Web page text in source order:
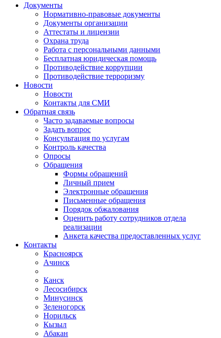
Документы
Нормативно-правовые документы
Документы организации
Аттестаты и лицензии
Охрана труда
Работа с персональными данными
Бесплатная юридическая помощь
Противодействие коррупции
Противодействие терроризму
Новости
Новости
Контакты для СМИ
Обратная связь
Часто задаваемые вопросы
Задать вопрос
Консультация по услугам
Контроль качества
Опросы
Обращения
Формы обращений
Личный прием
Электронные обращения
Письменные обращения
Порядок обжалования
Оценить работу сотрудников отдела
реализации
Анкета качества предоставленных услуг
Контакты
Красноярск
Ачинск
Канск
Лесосибирск
Минусинск
Зеленогорск
Норильск
Кызыл
Абакан